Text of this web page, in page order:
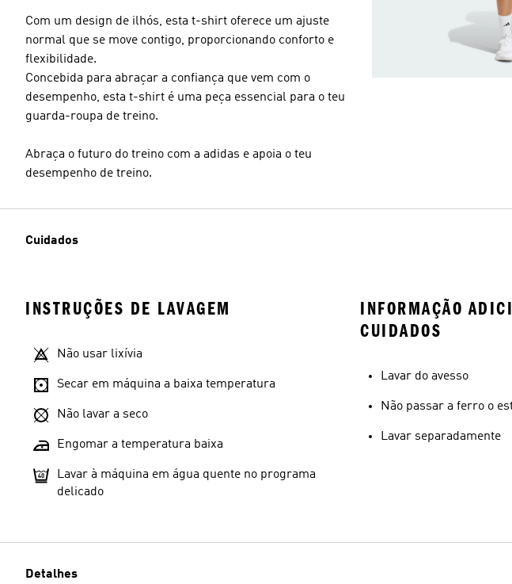
Com um design de ilhós, esta t-shirt oferece um ajuste
normal que se move contigo, proporcionando conforto e
flexibilidade.
Concebida para abraçar a confiança que vem com o
desempenho, esta t-shirt é uma peça essencial para o teu
guarda-roupa de treino.
Abraça o futuro do treino com a adidas e apoia o teu
desempenho de treino.
Cuidados
INSTRUÇÕES DE LAVAGEM
Não usar lixívia
Secar em máquina a baixa temperatura
Não lavar a seco
Engomar a temperatura baixa
Lavar à máquina em água quente no programa
delicado
INFORMAÇÃO
CUIDADOS
Lavar do avesso
Não passar a ferro o
Lavar separadamente
Detalhes